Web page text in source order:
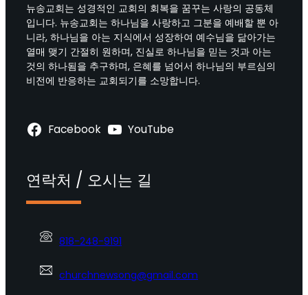
뉴송교회는 성경적인 교회의 회복을 꿈꾸는 사랑의 공동체
입니다. 뉴송교회는 하나님을 사랑하고 그분을 예배할 뿐 아
니라, 하나님을 아는 지식에서 성장하여 예수님을 닮아가는
열매 맺기 간절히 원하며, 진실로 하나님을 믿는 것과 아는
것의 하나됨을 추구하며, 은혜를 넘어서 하나님의 부르심의
비전에 반응하는 교회되기를 소망합니다.
Facebook YouTube
연락처 / 오시는 길
818-248-9191
churchnewsong@gmail.com